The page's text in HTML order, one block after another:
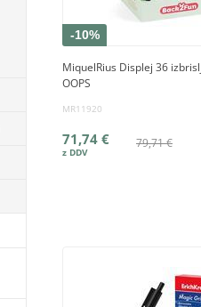
-10%
MiquelRius Displej 36
OOPS
MR11920
79,71 €
71,74 €